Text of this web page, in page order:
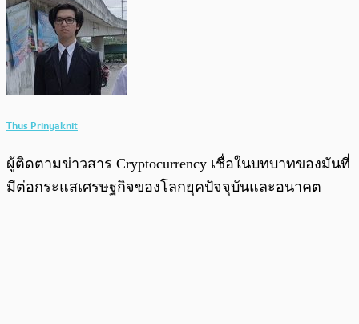
Thus Prinyaknit
ผู้ติดตามข่าวสาร Cryptocurrency เชื่อในบทบาทของมันที่
มีต่อกระแสเศรษฐกิจของโลกยุคปัจจุบันและอนาคต